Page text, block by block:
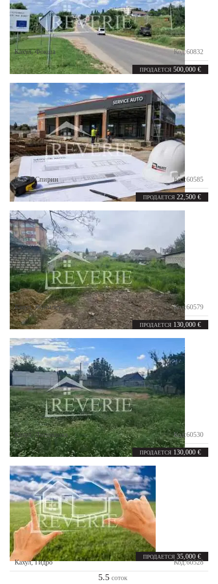
ПРОДАЕТСЯ 500,000 €
Кахул,Фокша Код:60832
97соток
ПРОДАЕТСЯ 22,500 €
Кахул,Спирин Код:60585
1.94сотка
ПРОДАЕТСЯ 130,000 €
Кахул,Жубилеу Код:60579
9.3соток
ПРОДАЕТСЯ 130,000 €
Кахул,Липованка Код:60530
17соток
ПРОДАЕТСЯ 35,000 €
Кахул,Гидро Код:60528
5.5соток